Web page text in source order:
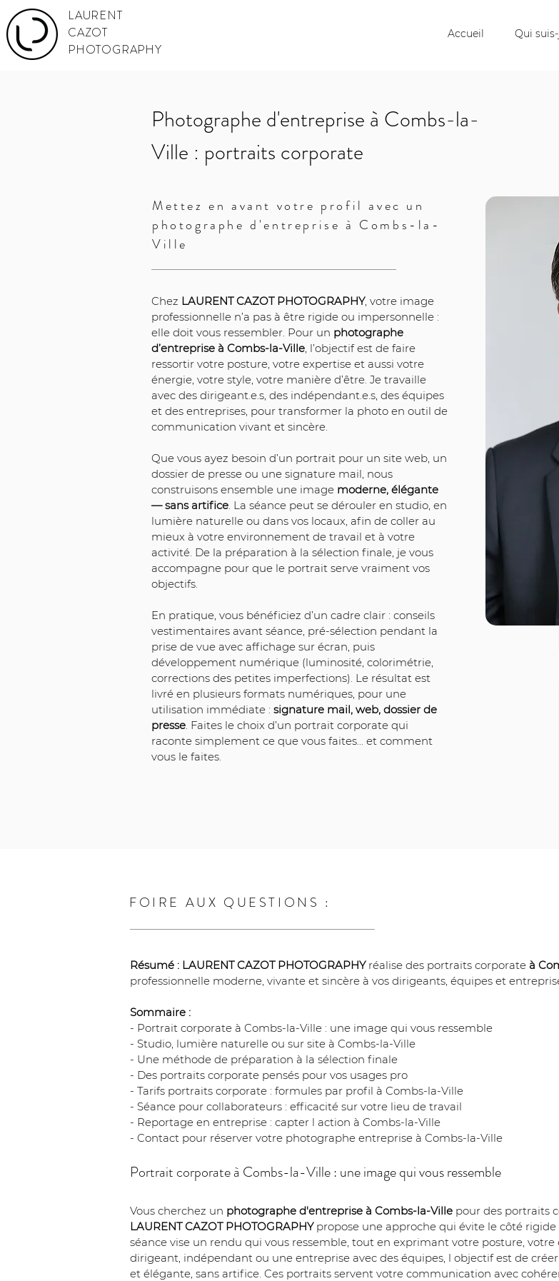
LAURENT
CAZOT
PHOTOGRAPHY
Accueil Qui
Photographe d'entreprise à Combs-la-
Ville : portraits corporate
Mettez en avant votre profil avec un
photographe d'entreprise à Combs-la-
Ville
Chez LAURENT CAZOT PHOTOGRAPHY, votre image
professionnelle n’a pas à être rigide ou impersonnelle :
elle doit vous ressembler. Pour un photographe
d’entreprise à Combs-la-Ville, l’objectif est de faire
ressortir votre posture, votre expertise et aussi votre
énergie, votre style, votre manière d’être. Je travaille
avec des dirigeant.e.s, des indépendant.e.s, des équipes
et des entreprises, pour transformer la photo en outil de
communication vivant et sincère.
Que vous ayez besoin d’un portrait pour un site web, un
dossier de presse ou une signature mail, nous
construisons ensemble une image moderne, élégante
— sans artifice. La séance peut se dérouler en studio, en
lumière naturelle ou dans vos locaux, afin de coller au
mieux à votre environnement de travail et à votre
activité. De la préparation à la sélection finale, je vous
accompagne pour que le portrait serve vraiment vos
objectifs.
En pratique, vous bénéficiez d’un cadre clair : conseils
vestimentaires avant séance, pré-sélection pendant la
prise de vue avec affichage sur écran, puis
développement numérique (luminosité, colorimétrie,
corrections des petites imperfections). Le résultat est
livré en plusieurs formats numériques, pour une
utilisation immédiate : signature mail, web, dossier de
presse. Faites le choix d’un portrait corporate qui
raconte simplement ce que vous faites… et comment
vous le faites.
FOIRE AUX QUESTIONS :
Résumé : LAURENT CAZOT PHOTOGRAPHY réalise des portraits corporate à
professionnelle moderne, vivante et sincère à vos dirigeants, équipes et
Sommaire :
- Portrait corporate à Combs-la-Ville : une image qui vous ressemble
- Studio, lumière naturelle ou sur site à Combs-la-Ville
- Une méthode de préparation à la sélection finale
- Des portraits corporate pensés pour vos usages pro
- Tarifs portraits corporate : formules par profil à Combs-la-Ville
- Séance pour collaborateurs : efficacité sur votre lieu de travail
- Reportage en entreprise : capter l action à Combs-la-Ville
- Contact pour réserver votre photographe entreprise à Combs-la-Ville
Portrait corporate à Combs-la-Ville : une image qui vous ressemble
Vous cherchez un photographe d'entreprise à Combs-la-Ville pour des portraits
LAURENT CAZOT PHOTOGRAPHY propose une approche qui évite le côté
séance vise un rendu qui vous ressemble, tout en exprimant votre posture, votre
dirigeant, indépendant ou une entreprise avec des équipes, l objectif est de
et élégante, sans artifice. Ces portraits servent votre communication avec